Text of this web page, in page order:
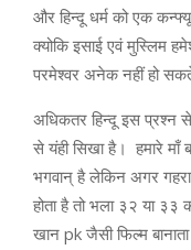
और हिन्दू धर्म को एक
क्योकि इसाई एवं मुस्लिम
परमेश्वर अनेक नहीं हो
अधिकतर हिन्दू इस प्रश्न
से यंही सिखा है। हमारे माँ
भगवान् है लेकिन अगर
होता है तो भला ३२ या
खान pk जैसी फिल्म